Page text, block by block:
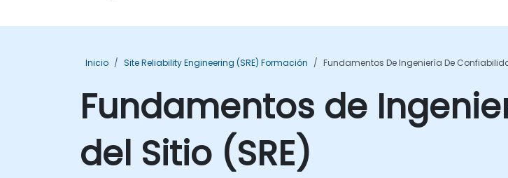
Inicio Site Reliability Engineering (SRE) Formación Fundamentos De Ingeniería De
Fundamentos de
del Sitio (SRE)